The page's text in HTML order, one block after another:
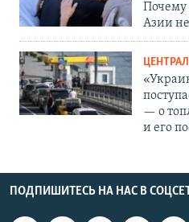
Почему
Азии
— о
и его
ПОДПИШИТЕСЬ НА НАС В